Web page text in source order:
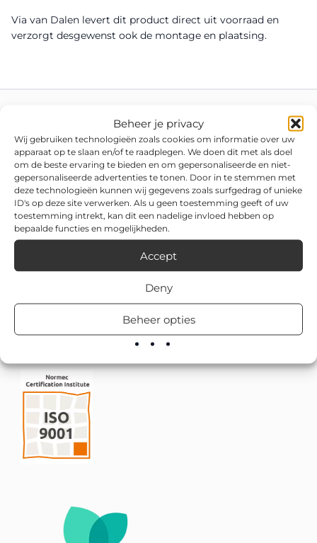
Beheer je privacy
Wij gebruiken technologieën zoals cookies om informatie over uw
apparaat op te slaan en/of te raadplegen. We doen dit met als doel
om de beste ervaring te bieden en om gepersonaliseerde en niet-
gepersonaliseerde advertenties te tonen. Door in te stemmen met
deze technologieën kunnen wij gegevens zoals surfgedrag of unieke
ID's op deze site verwerken. Als u geen toestemming geeft of uw
toestemming intrekt, kan dit een nadelige invloed hebben op
bepaalde functies en mogelijkheden.
Accept
Deny
Beheer opties
Via van Dalen levert dit product direct uit voorraad en
verzorgt desgewenst ook de montage en plaatsing.